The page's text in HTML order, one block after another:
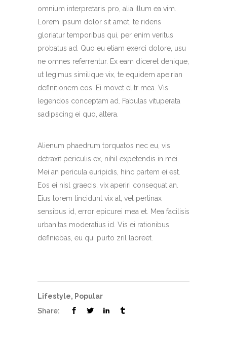
omnium interpretaris pro, alia illum ea vim.
Lorem ipsum dolor sit amet, te ridens
gloriatur temporibus qui, per enim veritus
probatus ad. Quo eu etiam exerci dolore, usu
ne omnes referrentur. Ex eam diceret denique,
ut legimus similique vix, te equidem apeirian
definitionem eos. Ei movet elitr mea. Vis
legendos conceptam ad. Fabulas vituperata
sadipscing ei quo, altera.
Alienum phaedrum torquatos nec eu, vis
detraxit periculis ex, nihil expetendis in mei.
Mei an pericula euripidis, hinc partem ei est.
Eos ei nisl graecis, vix aperiri consequat an.
Eius lorem tincidunt vix at, vel pertinax
sensibus id, error epicurei mea et. Mea facilisis
urbanitas moderatius id. Vis ei rationibus
definiebas, eu qui purto zril laoreet.
Lifestyle, Popular
Share: